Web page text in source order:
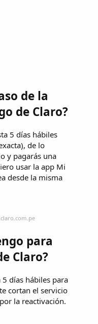
de la
de Claro?
5 días hábiles
de lo
y pagarás una
usar la app Mi
desde la misma
para
Claro?
días hábiles para
cortan el servicio
la reactivación.